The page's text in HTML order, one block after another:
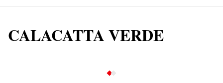
CALACATTA VERDE